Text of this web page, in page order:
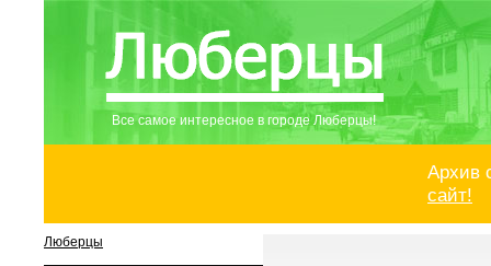
Все самое интересное в городе Люберцы!
Архив
сайт!
Люберцы